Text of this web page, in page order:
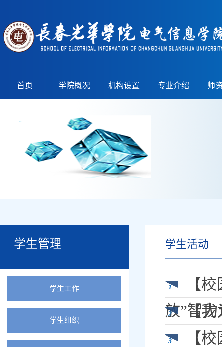
首页 学院概况 机构设置 专业介绍 师
学生管理
学生工作
学生组织
学生活动
1
【
放”智
2 【我
3
【